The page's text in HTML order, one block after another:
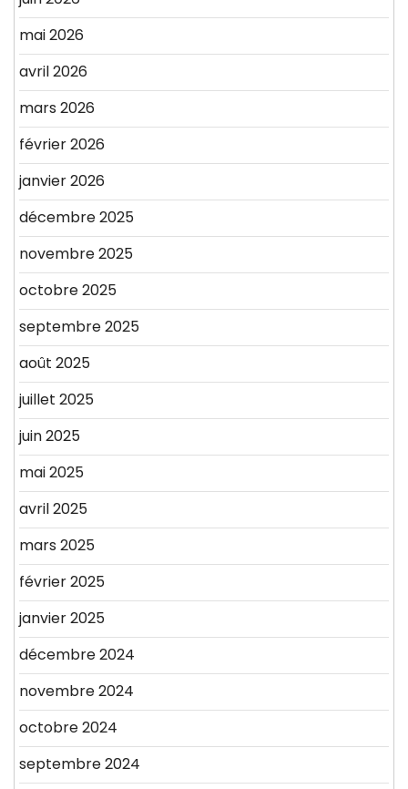
mai 2026
avril 2026
mars 2026
février 2026
janvier 2026
décembre 2025
novembre 2025
octobre 2025
septembre 2025
août 2025
juillet 2025
juin 2025
mai 2025
avril 2025
mars 2025
février 2025
janvier 2025
décembre 2024
novembre 2024
octobre 2024
septembre 2024